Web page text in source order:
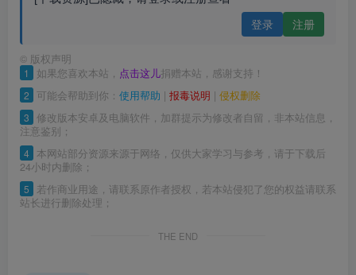
登录 注册
© 版权声明
1 如果您喜欢本站， 点击这儿捐赠本站，感谢支持！
2 可能会帮助到你： 使用帮助 | 报毒说明 | 侵权删除
3 修改版本安卓及电脑软件，加群提示为修改者自留，非本站信息，
注意鉴别；
4 本网站部分资源来源于网络，仅供大家学习与参考，请于下载后
24小时内删除；
5
若作商业用途，请联系原作者授权，若本站侵犯了您的权益请联系
站长进行删除处理；
THE END